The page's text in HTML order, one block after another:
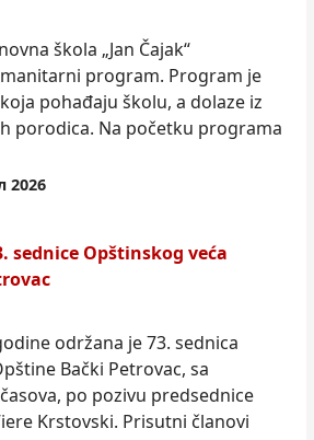
škola „Jan Čajak“
program. Program je
pohađaju školu, a dolaze iz
porodica. Na početku programa
2026
sednice Opštinskog veća
održana je 73. sednica
Bački Petrovac, sa
po pozivu predsednice
Krstovski. Prisutni članovi